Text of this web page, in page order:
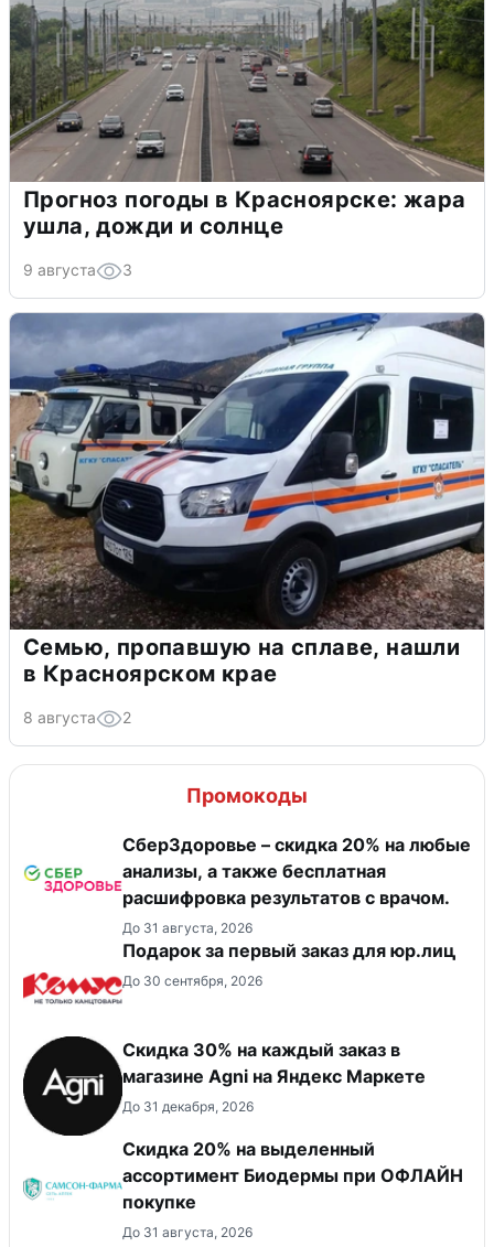
Прогноз погоды в Красноярске: жара
ушла, дожди и солнце
9 августа 3
Семью, пропавшую на сплаве, нашли
в Красноярском крае
8 августа 2
Промокоды
СберЗдоровье – скидка 20% на любые
анализы, а также бесплатная
расшифровка результатов с врачом.
До 31 августа, 2026
Подарок за первый заказ для юр.лиц
До 30 сентября, 2026
Скидка 30% на каждый заказ в
магазине Agni на Яндекс Маркете
До 31 декабря, 2026
Скидка 20% на выделенный
ассортимент Биодермы при ОФЛАЙН
покупке
До 31 августа, 2026